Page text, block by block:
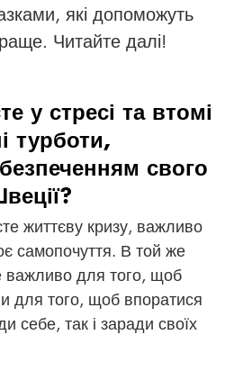
які допоможуть
Читайте далі!
у стресі та втомі
турботи,
свого
життєву кризу, важливо
самопочуття. В той же
важливо для того, щоб
для того, щоб впоратися
себе, так і заради своїх